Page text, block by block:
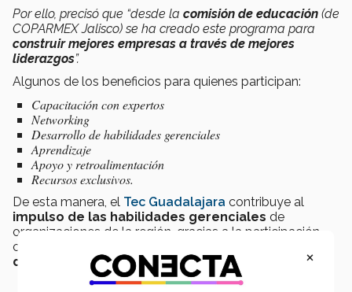
Por ello, precisó que “desde la comisión de educación (de
COPARMEX Jalisco) se ha creado este programa para
construir mejores empresas a través de mejores
liderazgos”.
Algunos de los beneficios para quienes participan:
Capacitación con expertos
Networking
Desarrollo de habilidades gerenciales
Aprendizaje
Apoyo y retroalimentación
Recursos exclusivos.
De esta manera, el Tec Guadalajara contribuye al
impulso de las habilidades gerenciales de
organizaciones de la región, gracias a la participación
clave de Claudia Félix en la
de COPARMEX. ×